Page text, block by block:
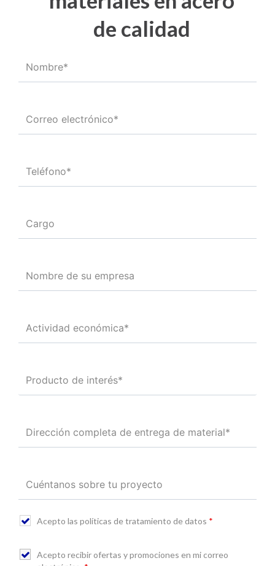
de calidad
Acepto las políticas de tratamiento de datos *
Acepto recibir ofertas y promociones en mi correo